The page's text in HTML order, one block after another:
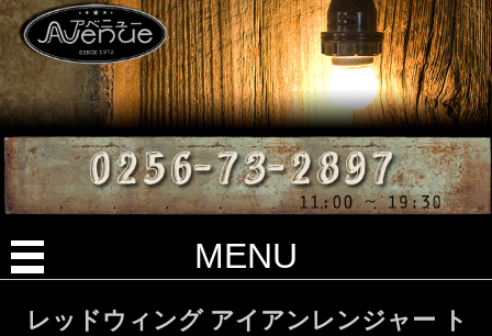
MENU
レッドウィング アイアンレンジャー ト